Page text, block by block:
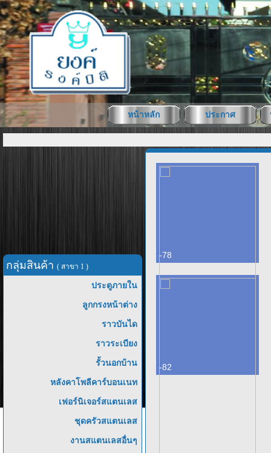
หน้าหลัก ประกาศ
กลุ่มสินค้า ( สาขา 1 )
ประตูภายใน
ลูกกรงหน้าต่าง
ราวบันได
ราวระเบียง
รั้วนอกบ้าน
หลังคาโพลีคาร์บอนเนท
เฟอร์นิเจอร์สแตนเลส
ชุดครัวสแตนเลส
งานสแตนเลสอื่นๆ
-78
-82